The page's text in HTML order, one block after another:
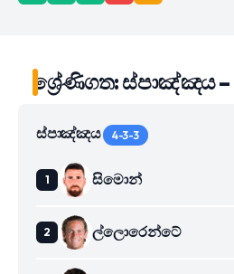
ශ්‍රේණිගත: ස්පාඤ්ඤය –
ස්පාඤ්ඤය 4-3-3
සිමොන්
ල්ලොරෙන්ටේ